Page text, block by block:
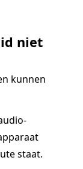
niet
kunnen
staat.